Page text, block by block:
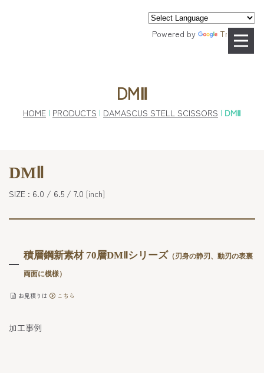
Powered by Translate
DMⅡ
HOME | PRODUCTS | DAMASCUS STELL SCISSORS | DMⅡ
DMⅡ
SIZE : 6.0 / 6.5 / 7.0 [inch]
積層鋼新素材 70層DMⅡシリーズ （刃身の静刃、動刃の表裏
両面に模様）
お見積りは こちら
加工事例